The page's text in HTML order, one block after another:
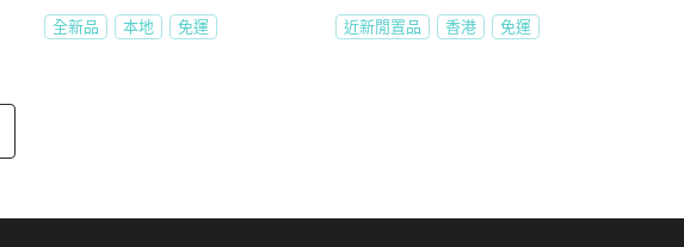
全新品 本地 免運 近新閒置品 香港 免運